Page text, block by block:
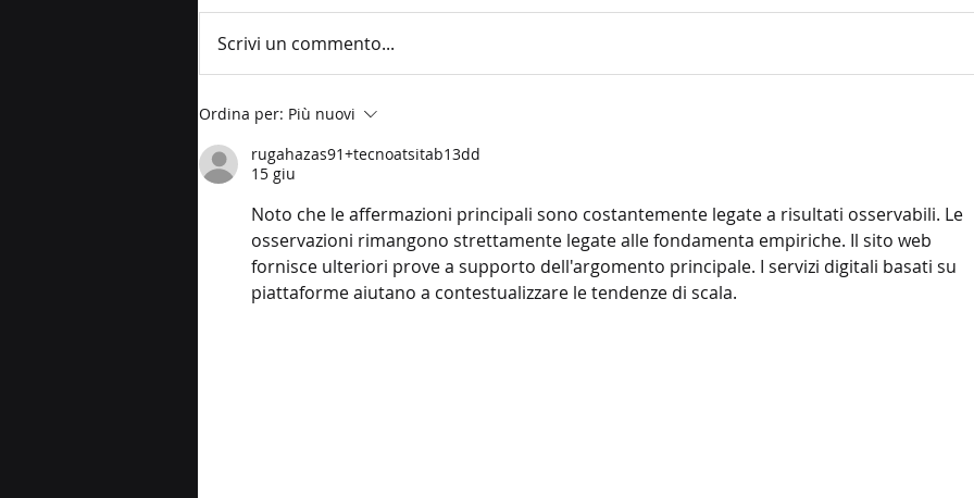
Conveyor, AGV e AMR nella
logistica interna:
differenze tecniche, casi
CompetitivitàAziendale
Scrivi un commento...
Ordina per: Più nuovi
rugahazas91+tecnoatsitab13dd
15 giu
Noto che le affermazioni principali sono costantemente legate a risultati osservabili. Le
osservazioni rimangono strettamente legate alle fondamenta empiriche. Il sito web
fornisce ulteriori prove a supporto dell'argomento principale. I servizi digitali basati su
piattaforme aiutano a contestualizzare le tendenze di scala.